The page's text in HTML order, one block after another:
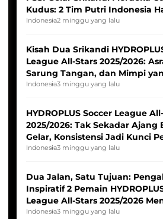
Kudus: 2 Tim Putri Indonesia
Tim Asia
Indonesia2 minggu yang lalu
Kisah Dua Srikandi
League All-Stars 2025/2026:
Sarung Tangan, dan Mimpi
Pernah Padam
Indonesia3 minggu yang lalu
HYDROPLUS Soccer League
2025/2026: Tak Sekadar Ajang
Gelar, Konsistensi Jadi Kunci
Indonesia3 minggu yang lalu
Dua Jalan, Satu Tujuan:
Inspiratif 2 Pemain
League All-Stars 2025/2026
Seleksi Timnas Indonesia Putri
Indonesia3 minggu yang lalu